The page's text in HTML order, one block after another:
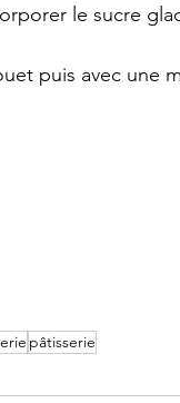
le sucre
puis avec une
pâtisserie